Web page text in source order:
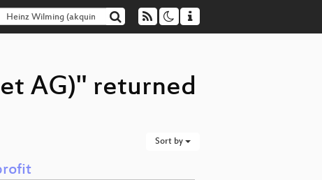
AG)" returned
Sort by